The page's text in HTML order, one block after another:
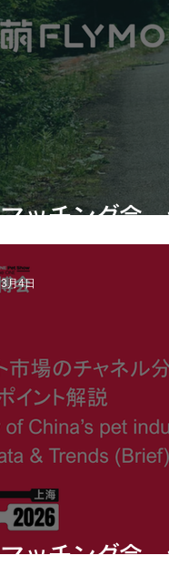
マッチング会
マッチング会
3月4日